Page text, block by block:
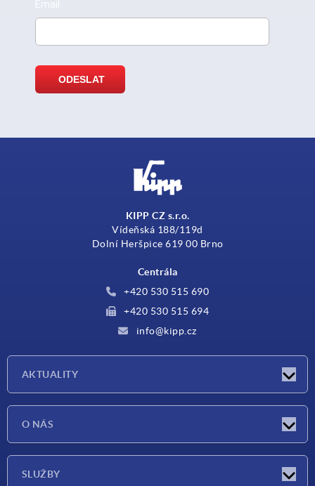
KIPP CZ s.r.o.
Vídeňská 188/119d
Dolní Heršpice 619 00 Brno
Centrála
+420 530 515 690
+420 530 515 694
info@kipp.cz
AKTUALITY
O NÁS
SLUŽBY